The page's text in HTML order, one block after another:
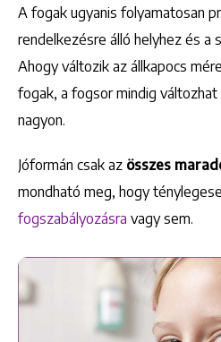
A fogak ugyanis folyamatosan
rendelkezésre álló helyhez és a
Ahogy változik az állkapocs
fogak, a fogsor mindig változhat
nagyon.
Jóformán csak az összes
mondható meg, hogy
fogszabályozásra vagy sem.